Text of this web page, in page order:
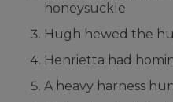
honeysuckle
Hugh hewed the
Henrietta had
A heavy harness